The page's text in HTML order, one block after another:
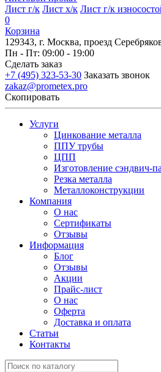
Лист г/к Лист х/к Лист г/к
0
Корзина
129343, г. Москва, проезд
Пн - Пт: 09:00 - 19:00
Сделать заказ
+7 (495) 323-53-30 Заказать звонок
zakaz@prometex.pro
Скопировать
Услуги
Цинкование металла
ППУ трубы
ЦПП
Изготовление сэндвич-
Резка металла
Металлоконструкции
Компания
О нас
Сертификаты
Отзывы
Информация
Блог
Отзывы
Акции
Прайс-лист
О нас
Оферта
Доставка и оплата
Статьи
Контакты